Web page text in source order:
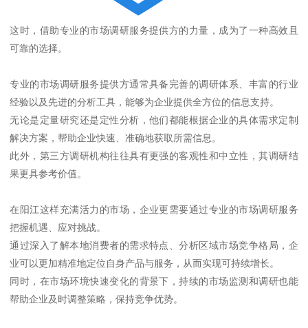
这时，借助专业的市场调研服务提供方的力量，成为了一种高效且
可靠的选择。
专业的市场调研服务提供方通常具备完善的调研体系、丰富的行业
经验以及先进的分析工具，能够为企业提供全方位的信息支持。
无论是定量研究还是定性分析，他们都能根据企业的具体需求定制
解决方案，帮助企业快速、准确地获取所需信息。
此外，第三方调研机构往往具有更强的客观性和中立性，其调研结
果更具参考价值。
在阳江这样充满活力的市场，企业更需要通过专业的市场调研服务
把握机遇、应对挑战。
通过深入了解本地消费者的需求特点、分析区域市场竞争格局，企
业可以更加精准地定位自身产品与服务，从而实现可持续增长。
同时，在市场环境快速变化的背景下，持续的市场监测和调研也能
帮助企业及时调整策略，保持竞争优势。